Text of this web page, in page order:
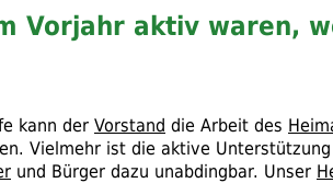
Vorjahr aktiv waren,
kann der Vorstand die Arbeit des
Vielmehr ist die aktive
und Bürger dazu unabdingbar. Unser